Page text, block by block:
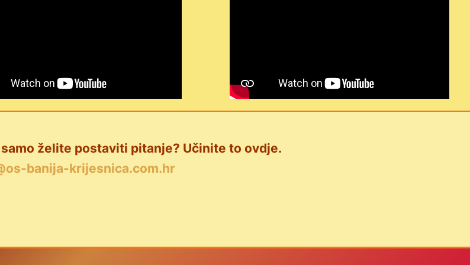
želite postaviti pitanje? Učinite to ovdje.
banija-krijesnica.com.hr